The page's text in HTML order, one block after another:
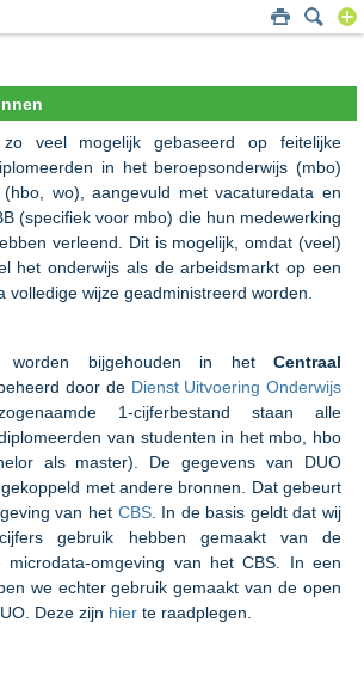
veel mogelijk gebaseerd op feitelijke
in het beroepsonderwijs (mbo)
wo), aangevuld met vacaturedata en
(specifiek voor mbo) die hun medewerking
verleend. Dit is mogelijk, omdat (veel)
het onderwijs als de arbeidsmarkt op een
volledige wijze geadministreerd worden.
worden bijgehouden in het Centraal
door de Dienst Uitvoering Onderwijs
1-cijferbestand staan alle
van studenten in het mbo, hbo
als master). De gegevens van DUO
met andere bronnen. Dat gebeurt
van het CBS. In de basis geldt dat wij
gebruik hebben gemaakt van de
microdata-omgeving van het CBS. In een
we echter gebruik gemaakt van de open
Deze zijn hier te raadplegen.